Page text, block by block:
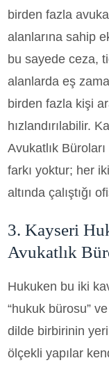
birden fazla
alanlarına sahip
bu sayede ceza,
alanlarda eş
birden fazla kişi
hızlandırılabilir.
Avukatlık
farkı yoktur; her
altında çalıştığı
3. Kayseri
Avukatlık
Hukuken bu iki
“hukuk bürosu”
dilde birbirinin
ölçekli yapılar